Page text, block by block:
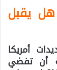
هل يقبل
أمريكا
أن تفضي